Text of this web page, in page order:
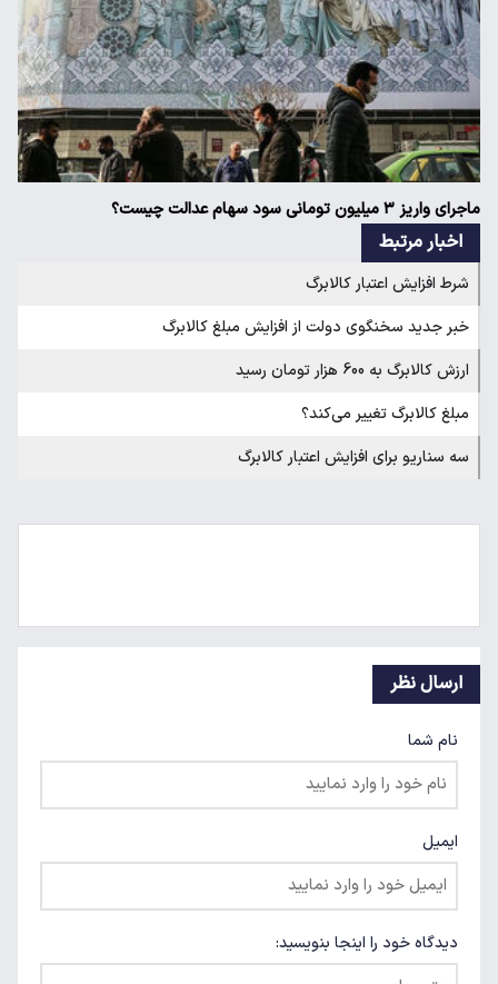
ماجرای واریز ۳ میلیون تومانی سود سهام عدالت چیست؟
اخبار مرتبط
شرط افزایش اعتبار کالابرگ
خبر جدید سخنگوی دولت از افزایش مبلغ کالابرگ
ارزش کالابرگ به 600 هزار تومان رسید
مبلغ کالابرگ تغییر می‌کند؟
سه سناریو برای افزایش اعتبار کالابرگ
ارسال نظر
نام شما
ایمیل
دیدگاه خود را اینجا بنویسید: